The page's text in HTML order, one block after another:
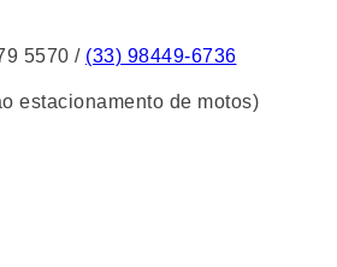
5570 / (33) 98449-6736
estacionamento de motos)